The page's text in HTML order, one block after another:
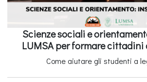
Scienze sociali e
LUMSA per formare cittadini
Come aiutare gli studenti a